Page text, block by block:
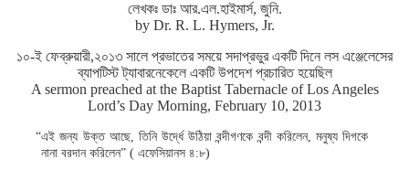
লেখকঃ ডাঃ আর.এল.হাইমার্স, জুনি.
by Dr. R. L. Hymers, Jr.
১০-ই ফেব্রুয়ারী,২০১৩ সালে প্রভাতের সময়ে সদাপ্রভুর একটি দিনে লস এঞ্জেলেসের
ব্যাপটিস্ট ট্যাবারনেকেলে একটি উপদেশ প্রচারিত হয়েছিল
A sermon preached at the Baptist Tabernacle of Los Angeles
Lord’s Day Morning, February 10, 2013
“এই জন্য উক্ত আছে, তিনি উর্দ্ধে উঠিয়া বন্দীগণকে বন্দী করিলেন, মনুষ্য দিগকে
নানা বরদান করিলেন” ( এফেসিয়ানস ৪:৮)